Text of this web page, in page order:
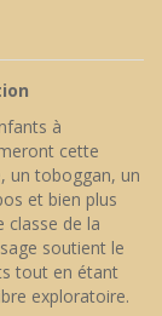
à
cette
un toboggan, un
et bien plus
classe de la
soutient le
tout en étant
exploratoire.